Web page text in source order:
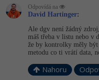
Odpovídá na
David Hartinger:
Ale dgv není žádný
máš třeba v listu nebo v
že by kontrolky měly
metodu co ti vrátí data,
Nahoru